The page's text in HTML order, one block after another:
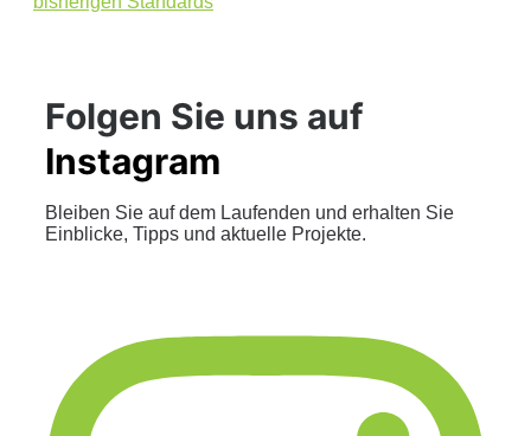
Folgen Sie uns auf
Instagram
Bleiben Sie auf dem Laufenden und erhalten Sie
Einblicke, Tipps und aktuelle Projekte.